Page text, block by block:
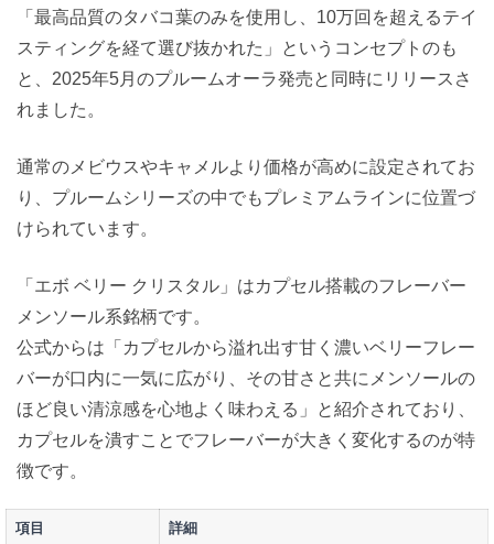
「最高品質のタバコ葉のみを使用し、10万回を超えるテイ
スティングを経て選び抜かれた」というコンセプトのも
と、2025年5月のプルームオーラ発売と同時にリリースさ
れました。
通常のメビウスやキャメルより価格が高めに設定されてお
り、プルームシリーズの中でもプレミアムラインに位置づ
けられています。
「エボ ベリー クリスタル」はカプセル搭載のフレーバー
メンソール系銘柄です。
公式からは「カプセルから溢れ出す甘く濃いベリーフレー
バーが口内に一気に広がり、その甘さと共にメンソールの
ほど良い清涼感を心地よく味わえる」と紹介されており、
カプセルを潰すことでフレーバーが大きく変化するのが特
徴です。
項目 詳細